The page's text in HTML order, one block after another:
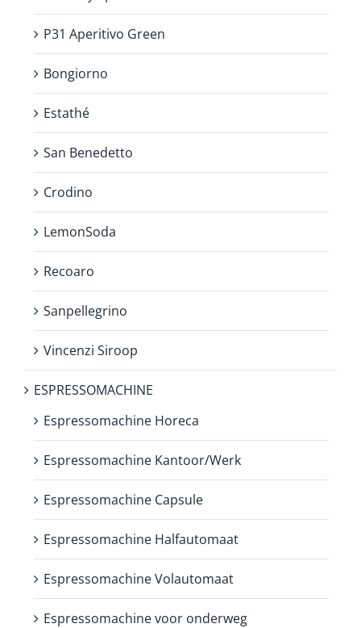
P31 Aperitivo Green
Bongiorno
Estathé
San Benedetto
Crodino
LemonSoda
Recoaro
Sanpellegrino
Vincenzi Siroop
ESPRESSOMACHINE
Espressomachine Horeca
Espressomachine Kantoor/Werk
Espressomachine Capsule
Espressomachine Halfautomaat
Espressomachine Volautomaat
Espressomachine voor onderweg